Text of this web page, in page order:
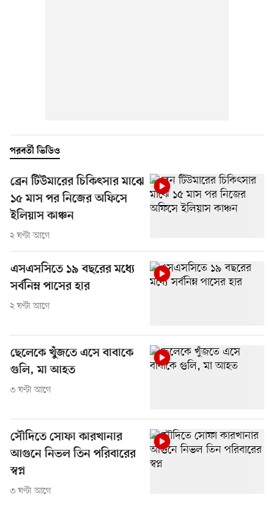
পরবর্তী ভিডিও
ব্রেন টিউমারের চিকিৎসার মাঝে
১৫ মাস পর নিজের অফিসে
ইলিয়াস কাঞ্চন
২ ঘণ্টা আগে
এসএসসিতে ১৯ বছরের মধ্যে
সর্বনিম্ন পাসের হার
২ ঘণ্টা আগে
ছেলেকে খুঁজতে এসে বাবাকে
গুলি, মা আহত
৩ ঘণ্টা আগে
সৌদিতে সোফা কারখানার
আগুনে নিভল তিন পরিবারের
স্বপ্ন
৩ ঘণ্টা আগে